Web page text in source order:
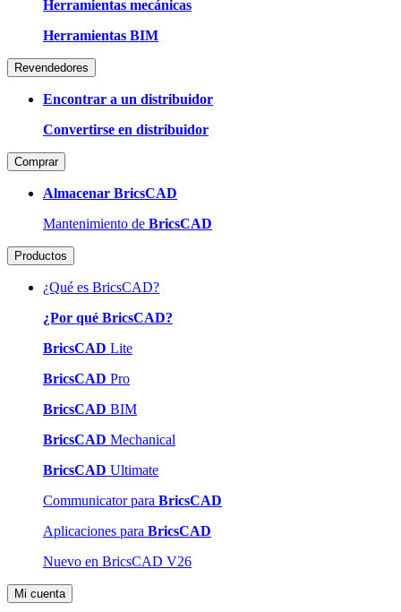
Herramientas mecánicas
Herramientas BIM
Revendedores
Encontrar a un distribuidor
Convertirse en distribuidor
Comprar
Almacenar BricsCAD
Mantenimiento de BricsCAD
Productos
¿Qué es BricsCAD?
¿Por qué BricsCAD?
BricsCAD Lite
BricsCAD Pro
BricsCAD BIM
BricsCAD Mechanical
BricsCAD Ultimate
Communicator para BricsCAD
Aplicaciones para BricsCAD
Nuevo en BricsCAD V26
Mi cuenta